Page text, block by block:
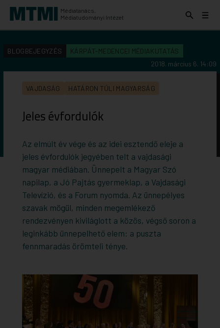
Médiatanács,
Médiatudományi Intézet
KERESÉS AZ INTÉZET ANYAGAI KÖZÖTT
indítása
Keresés
Menü
BLOGBEJEGYZÉS
KÁRPÁT-MEDENCEI MÉDIAKUTATÁS
2018. március 6. 14:09
VAJDASÁG HATÁRON TÚLI MAGYARSÁG
Jeles évfordulók
Az elmúlt év vége és az idei esztendő eleje a
jeles évfordulók jegyében telt a vajdasági
magyar médiában. Ünnepelt a Magyar Szó
napilap, a Jó Pajtás gyermeklap, a Vajdasági
Televízió, és a Forum nyomda. Az ünnepélyes
szavak mögül, minden megemlékező
rendezvényen kiviláglott a közös, végső soron a
leginkább ünnepelhető elem: a puszta
fennmaradás örömteli ténye.